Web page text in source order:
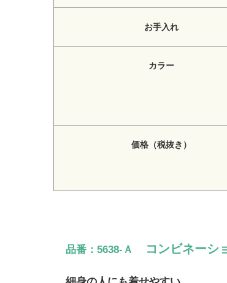
お手入れ
カラー
価格（税抜き）
品番：5638-Ａ コンビネーシ